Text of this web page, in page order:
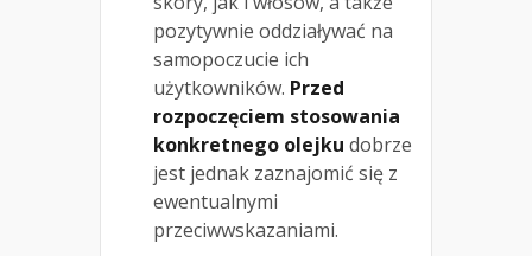
pozytywnie oddziaływać na
samopoczucie ich
użytkowników. Przed
rozpoczęciem stosowania
konkretnego olejku dobrze
jest jednak zaznajomić się z
ewentualnymi
przeciwwskazaniami.